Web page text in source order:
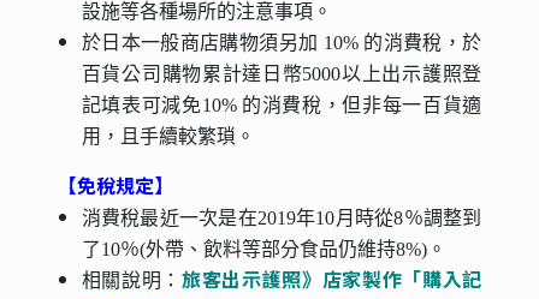
設施等各種場所的注意事項。
於日本一般商店購物須另加 10% 的消費稅，於
百貨公司購物累計達日幣5000以上出示護照登
記填表可減免10% 的消費稅，但非每一百貨適
用，且手續較繁瑣。
【免稅規定】
消費稅最近一次是在2019年10月時從8％調整到
了10％(外帶、飲料等部分食品仍維持8%)。
相關說明：旅客出示護照》店家製作「購入記